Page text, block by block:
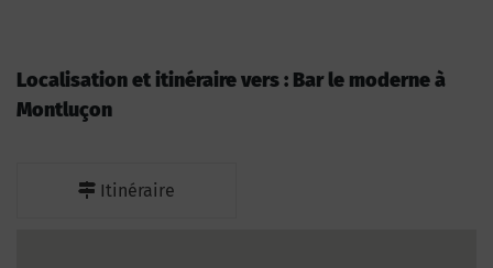
Localisation et itinéraire vers : Bar le moderne à
Montluçon
Itinéraire